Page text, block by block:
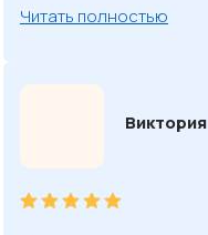
Читать полностью
Виктория